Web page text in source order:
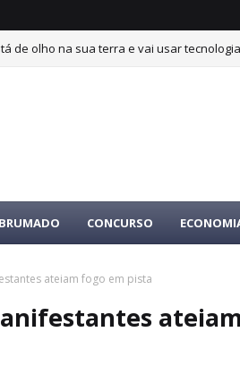
de olho na sua terra e vai usar
BRUMADO CONCURSO
ateiam fogo em pista